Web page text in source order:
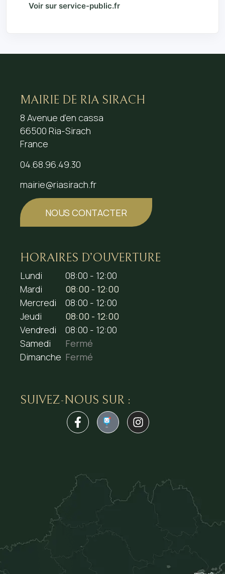
Voir sur service-public.fr
MAIRIE DE RIA SIRACH
8 Avenue d’en cassa
66500 Ria-Sirach
France
04.68.96.49.30
mairie@riasirach.fr
NOUS CONTACTER
HORAIRES D’OUVERTURE
Lundi
08:00 - 12:00
Mardi
08:00 - 12:00
Mercredi
08:00 - 12:00
Jeudi
08:00 - 12:00
Vendredi
08:00 - 12:00
Samedi
Fermé
Dimanche Fermé
SUIVEZ-NOUS SUR :
1